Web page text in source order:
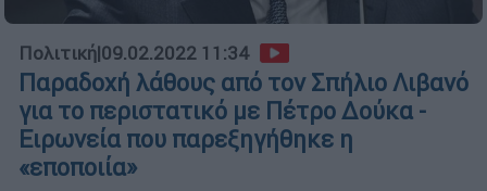
Πολιτική|09.02.2022 11:34
Παραδοχή λάθους από τον Σπήλιο Λιβανό
για το περιστατικό με Πέτρο Δούκα -
Ειρωνεία που παρεξηγήθηκε η
«εποποιία»